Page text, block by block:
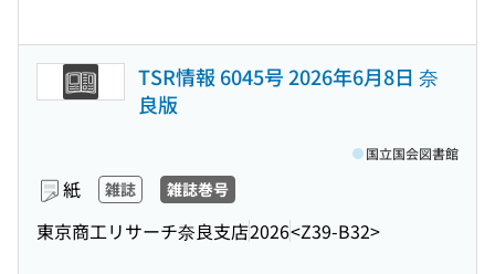
TSR情報 6045号 2026年6月8日 奈
良版
紙 雑誌 雑誌巻号
東京商工リサーチ奈良支店2026<Z39-B32>
国立国会図書館